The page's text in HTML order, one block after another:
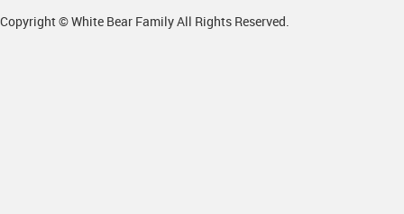
Copyright © White Bear Family All Rights Reserved.